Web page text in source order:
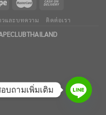
วและบทความ ติดต่อเรา
บถามเพิ่มเติม